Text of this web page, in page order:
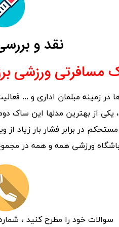
نقد و
ورزشی
زمینه مبلمان اداری و ...
از بهترین مدلها این ساک
در برابر فشار بار زیاد
ورزشی همه و همه در
سوالات خود را مطرح کنید ،